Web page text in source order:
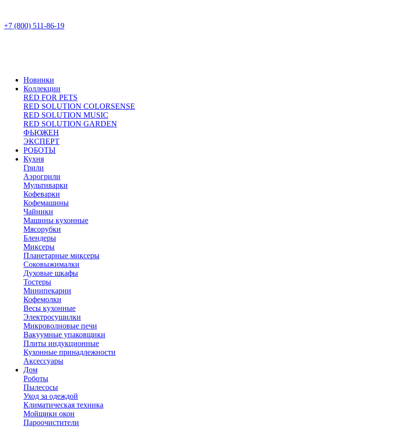
+7 (800) 511-86-19
Новинки
Коллекции
RED FOR PETS
RED SOLUTION COLORSENSE
RED SOLUTION MUSIC
RED SOLUTION GARDEN
ФЬЮЖЕН
ЭКСПЕРТ
РОБОТЫ
Кухня
Грили
Аэрогрили
Мультиварки
Кофеварки
Кофемашины
Чайники
Машины кухонные
Мясорубки
Блендеры
Миксеры
Планетарные миксеры
Соковыжималки
Духовые шкафы
Тостеры
Минипекарни
Кофемолки
Весы кухонные
Электросушилки
Микроволновые печи
Вакуумные упаковщики
Плиты индукционные
Кухонные принадлежности
Аксессуары
Дом
Роботы
Пылесосы
Уход за одеждой
Климатическая техника
Мойщики окон
Пароочистители